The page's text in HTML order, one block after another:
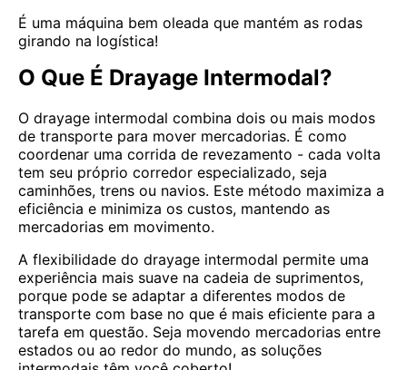
É uma máquina bem oleada que mantém as rodas
girando na logística!
O Que É Drayage Intermodal?
O drayage intermodal combina dois ou mais modos
de transporte para mover mercadorias. É como
coordenar uma corrida de revezamento - cada volta
tem seu próprio corredor especializado, seja
caminhões, trens ou navios. Este método maximiza a
eficiência e minimiza os custos, mantendo as
mercadorias em movimento.
A flexibilidade do drayage intermodal permite uma
experiência mais suave na cadeia de suprimentos,
porque pode se adaptar a diferentes modos de
transporte com base no que é mais eficiente para a
tarefa em questão. Seja movendo mercadorias entre
estados ou ao redor do mundo, as soluções